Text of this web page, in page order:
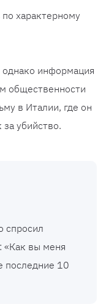
характерному
однако информация
общественности
в Италии, где он
убийство.
спросил
«Как вы меня
последние 10